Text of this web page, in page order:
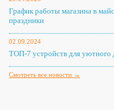
График работы магазина в
праздники
02.09.2024
ТОП-7 устройств для уютного
Смотреть все новости →